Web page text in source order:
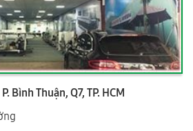
Bình Thuận, Q7, TP. HCM